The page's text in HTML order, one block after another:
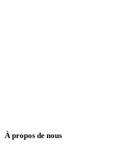
À propos de nous